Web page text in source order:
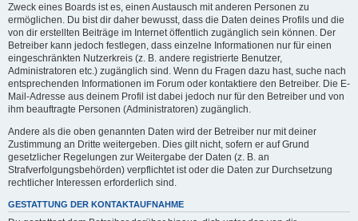
Zweck eines Boards ist es, einen Austausch mit anderen Personen zu
ermöglichen. Du bist dir daher bewusst, dass die Daten deines Profils und die
von dir erstellten Beiträge im Internet öffentlich zugänglich sein können. Der
Betreiber kann jedoch festlegen, dass einzelne Informationen nur für einen
eingeschränkten Nutzerkreis (z. B. andere registrierte Benutzer,
Administratoren etc.) zugänglich sind. Wenn du Fragen dazu hast, suche nach
entsprechenden Informationen im Forum oder kontaktiere den Betreiber. Die E-
Mail-Adresse aus deinem Profil ist dabei jedoch nur für den Betreiber und von
ihm beauftragte Personen (Administratoren) zugänglich.
Andere als die oben genannten Daten wird der Betreiber nur mit deiner
Zustimmung an Dritte weitergeben. Dies gilt nicht, sofern er auf Grund
gesetzlicher Regelungen zur Weitergabe der Daten (z. B. an
Strafverfolgungsbehörden) verpflichtet ist oder die Daten zur Durchsetzung
rechtlicher Interessen erforderlich sind.
GESTATTUNG DER KONTAKTAUFNAHME